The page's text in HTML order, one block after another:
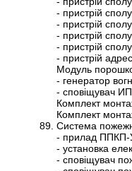
- пристрій
- пристрій
- пристрій
- пристрій
- пристрій
Модуль
- генератор
- сповіщувач
Комплект
Комплект
Система
- прилад ППКП-
- установка
- сповіщувач